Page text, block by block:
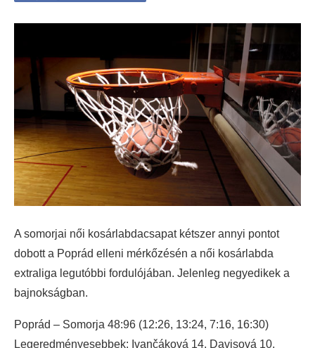
A somorjai női kosárlabdacsapat kétszer annyi pontot
dobott a Poprád elleni mérkőzésén a női kosárlabda
extraliga legutóbbi fordulójában. Jelenleg negyedikek a
bajnokságban.
Poprád – Somorja 48:96 (12:26, 13:24, 7:16, 16:30)
Legeredményesebbek: Ivančáková 14, Davisová 10,